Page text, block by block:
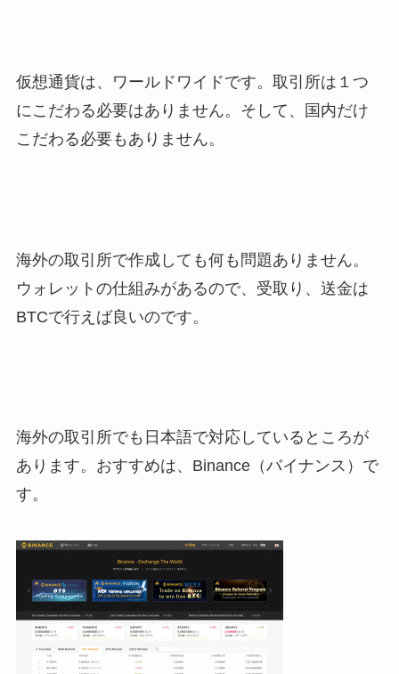
仮想通貨は、ワールドワイドです。取引所は１つ
にこだわる必要はありません。そして、国内だけ
こだわる必要もありません。
海外の取引所で作成しても何も問題ありません。
ウォレットの仕組みがあるので、受取り、送金は
BTCで行えば良いのです。
海外の取引所でも日本語で対応しているところが
あります。おすすめは、Binance（バイナンス）で
す。